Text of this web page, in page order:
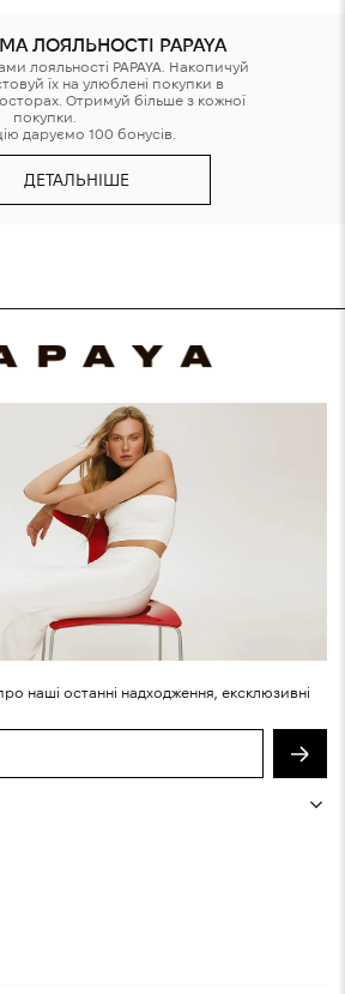
ЛОЯЛЬНОСТІ PAPAYA
лояльності PAPAYA. Накопичуй
їх на улюблені покупки в
Отримуй більше з кожної
покупки.
даруємо 100 бонусів.
ДЕТАЛЬНІШЕ
наші останні надходження, ексклюзивні